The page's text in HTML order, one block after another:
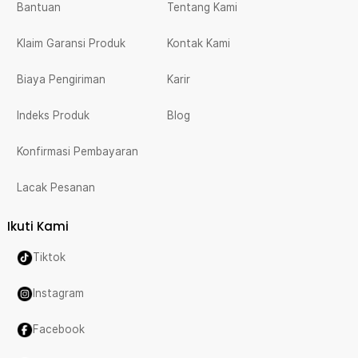
Bantuan
Klaim Garansi Produk
Biaya Pengiriman
Indeks Produk
Konfirmasi Pembayaran
Lacak Pesanan
Tentang Kami
Kontak Kami
Karir
Blog
Ikuti Kami
Tiktok
Instagram
Facebook